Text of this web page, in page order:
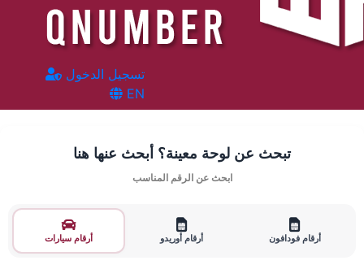
تسجيل الدخول
EN
تبحث عن لوحة معينة؟ أبحث عنها هنا
ابحث عن الرقم المناسب
أرقام سيارات أرقام أوريدو أرقام فودافون